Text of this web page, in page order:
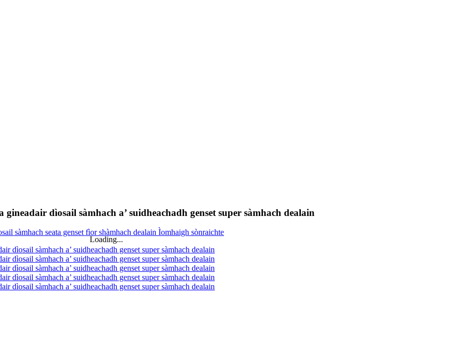
dìosail sàmhach a’ suidheachadh genset super sàmhach dealain
Loading...